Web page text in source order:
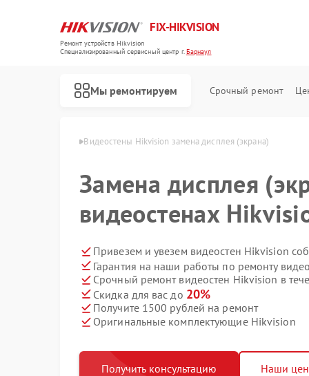
FIX-HIKVISION
Ремонт устройств Hikvision
Специализированный cервисный центр г.Барнаул
Мы ремонтируем Срочный ремонт
в Барнауле Видеостены Hikvision замена дисплея (экрана)
Замена дисплея
видеостенах
Привезем и увезем видеостен Hikvision
Гарантия на наши работы по ремонту
Срочный ремонт видеостен Hikvision в
Скидка для вас до 20%
Получите 1500 рублей на ремонт
Оригинальные комплектующие Hikvision
Получить консультацию Наши